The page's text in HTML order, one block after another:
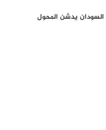
يدشن المحول